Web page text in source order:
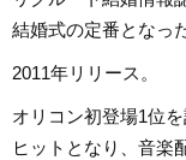
結婚式の定番となっ
2011年リリース。
オリコン初登場1位
ヒットとなり、音楽